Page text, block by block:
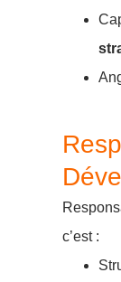
c’est :